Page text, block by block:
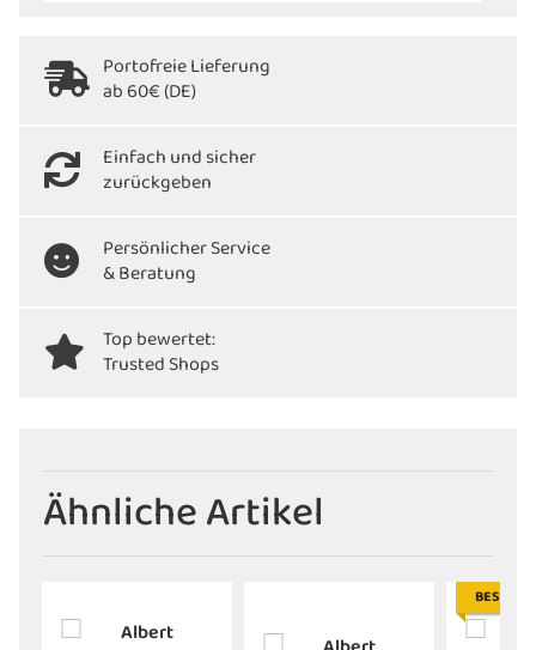
Portofreie Lieferung
ab 60€ (DE)
Einfach und sicher
zurückgeben
Persönlicher Service
& Beratung
Top bewertet:
Trusted Shops
Ähnliche Artikel